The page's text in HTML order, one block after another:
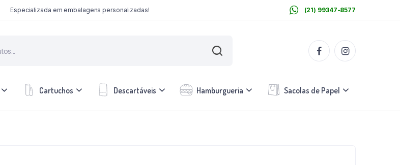
Especializada em embalagens personalizadas! (21) 99347-8577
Cartuchos Descartáveis Hamburgueria Sacolas de Papel